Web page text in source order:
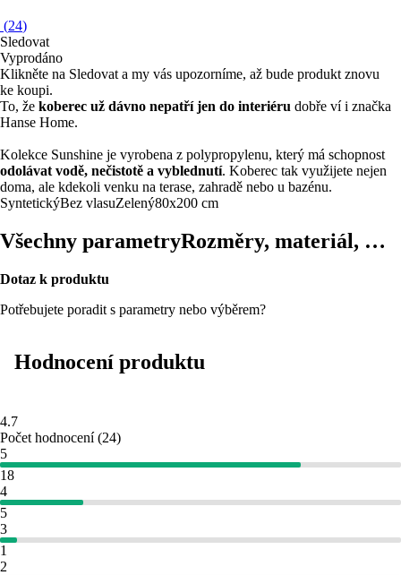
(24)
Sledovat
Vyprodáno
Klikněte na Sledovat a my vás upozorníme, až bude produkt znovu
ke koupi.
To, že koberec už dávno nepatří jen do interiéru dobře ví i značka
Hanse Home.
Kolekce Sunshine je vyrobena z polypropylenu, který má schopnost
odolávat vodě, nečistotě a vyblednutí. Koberec tak využijete nejen
doma, ale kdekoli venku na terase, zahradě nebo u bazénu.
SyntetickýBez vlasuZelený80x200 cm
Všechny parametryRozměry, materiál, …
Dotaz k produktu
Potřebujete poradit s parametry nebo výběrem?
Hodnocení produktu
4.7
Počet hodnocení(24)
5
18
4
5
3
1
2